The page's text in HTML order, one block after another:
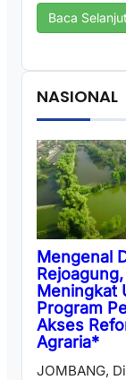
Baca
NASIONAL
Mengenal
Meningkat
Program
Akses
Agraria*
JOMBANG,